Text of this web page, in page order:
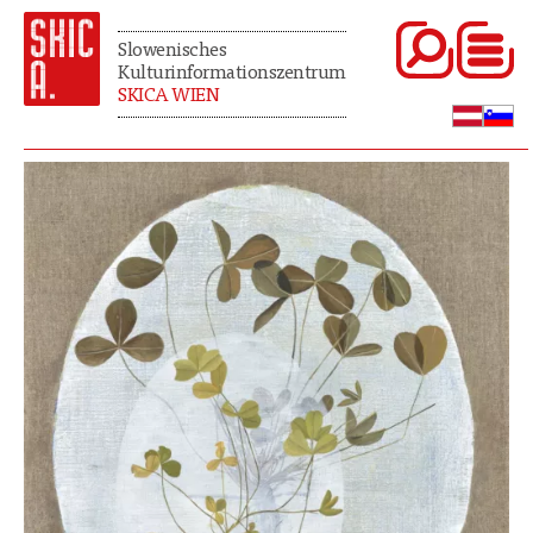
Slowenisches
Kulturinformationszentrum
SKICA WIEN